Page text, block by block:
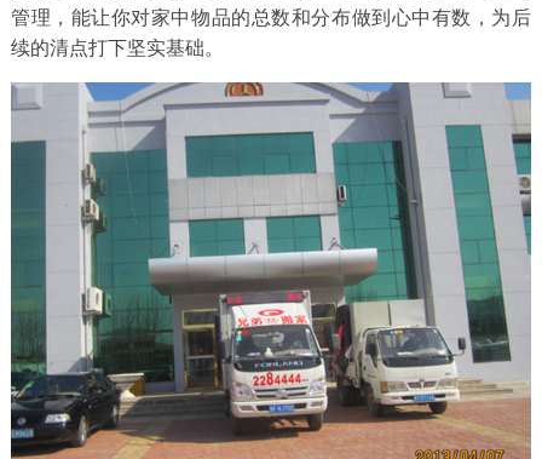
新
闻
系
我
管理，能让你对家中物品的总数和分布做到心中有数，为后
续的清点打下坚实基础。